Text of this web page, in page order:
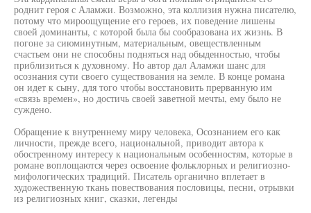
роднит героя с Аламжи. Возможно, эта коллизия нужна писателю,
потому что мироощущение его героев, их поведение лишены
своей доминанты, с которой была бы сообразована их жизнь. В
погоне за сиюминутным, материальным, овеществленным
счастьем они не способны подняться над обыденностью, чтобы
приблизиться к духовному. Но автор дал Аламжи шанс для
осознания сути своего существования на земле. В конце романа
он идет к сыну, для того чтобы восстановить прерванную им
«связь времен», но достичь своей заветной мечты, ему было не
суждено.
Обращение к внутреннему миру человека, Осознанием его как
личности, прежде всего, национальной, приводит автора к
обостренному интересу к национальным особенностям, которые в
романе воплощаются через освоение фольклорных и религиозно-
мифологических традиций. Писатель органично вплетает в
художественную ткань повествования пословицы, песни, отрывки
из религиозных книг, сказки, легенды